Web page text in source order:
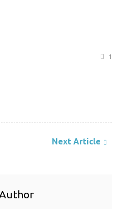
1
Next Article